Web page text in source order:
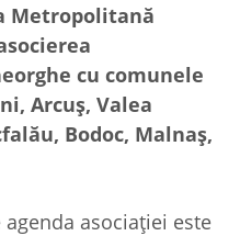
Metropolitană
cu comunele
Arcuș, Valea
Bodoc, Malnaș,
asociației este